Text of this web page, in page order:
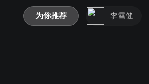
为你推荐 李雪健